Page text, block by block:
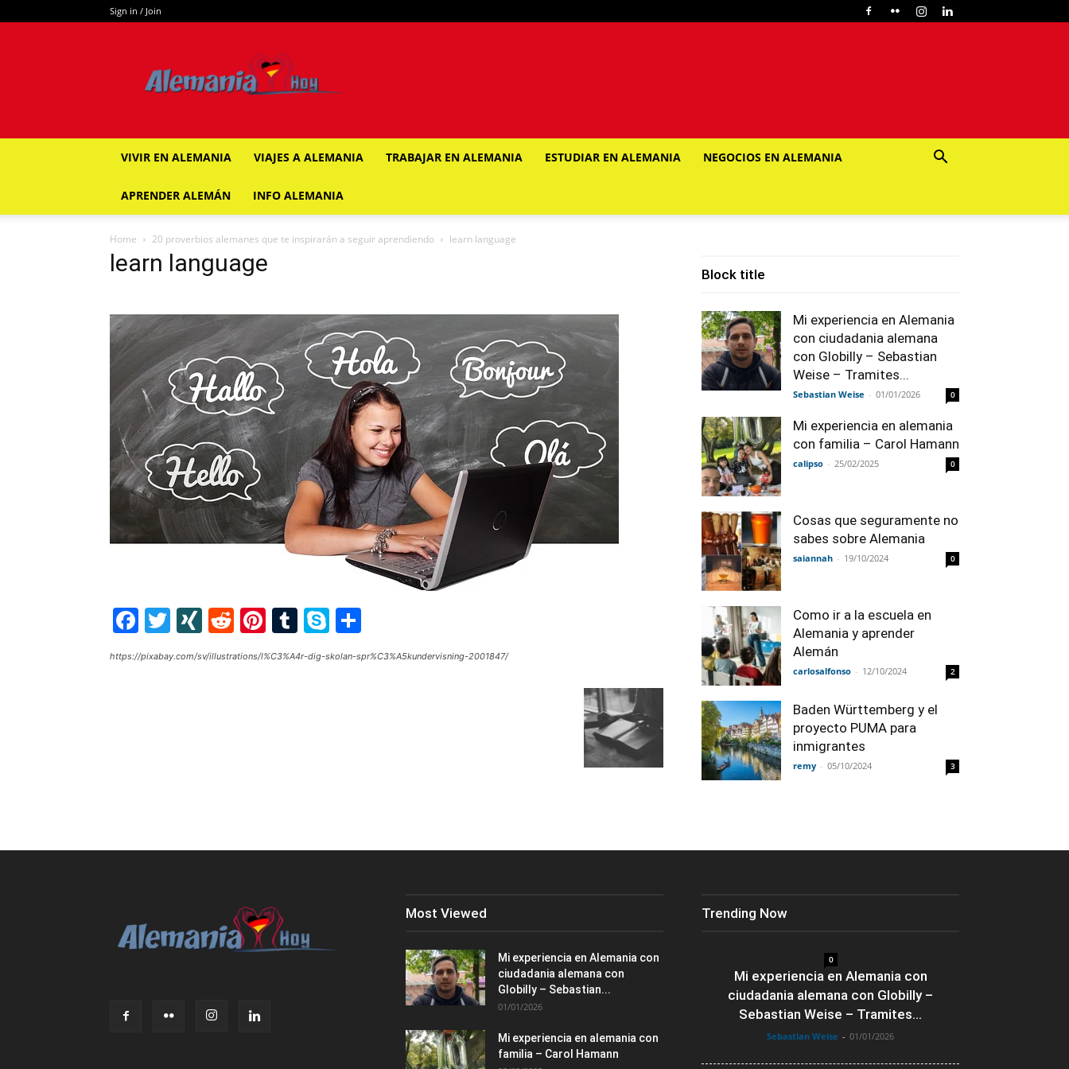
Sign in / Join
ALEMANIA
HOY
VIVIR EN ALEMANIA VIAJES A ALEMANIA TRABAJAR EN ALEMANIA ESTUDIAR EN ALEMANIA NEGOCIOS EN ALEMANIA
APRENDER ALEMÁN INFO ALEMANIA
Home 20 proverbios alemanes que te inspirarán a seguir aprendiendo learn language
learn language
Facebook
Twitter
XINGReddit
Pinterest
Tumblr
Skype
https://pixabay.com/sv/illustrations/l%C3%A4r-dig-skolan-spr%C3%A5kundervisning-2001847/
Block title
Mi experiencia en Alemania
con ciudadania alemana
con Globilly – Sebastian
Weise – Tramites...
Sebastian Weise - 01/01/2026 0
Mi experiencia en alemania
con familia – Carol Hamann
calipso - 25/02/2025 0
Cosas que seguramente no
sabes sobre Alemania
saiannah - 19/10/2024 0
Como ir a la escuela en
Alemania y aprender
Alemán
carlosalfonso - 12/10/2024 2
Baden Württemberg y el
proyecto PUMA para
inmigrantes
remy - 05/10/2024 3
Most Viewed
Mi experiencia en Alemania con
ciudadania alemana con
Globilly – Sebastian...
01/01/2026
Mi experiencia en alemania con
familia – Carol Hamann
Trending Now
0
Mi experiencia en Alemania con
ciudadania alemana con Globilly –
Sebastian Weise – Tramites...
Sebastian Weise - 01/01/2026